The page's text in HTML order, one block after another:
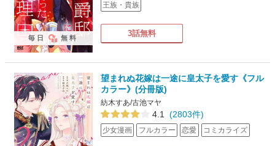
王族・貴族
3話無料
毎日 無料
望まれぬ花嫁は一途に皇太子を愛す《フル
カラー》(分冊版)
紡木すあ/古池マヤ
4.1 (2803件)
少女漫画 フルカラー 恋愛 コミカライズ